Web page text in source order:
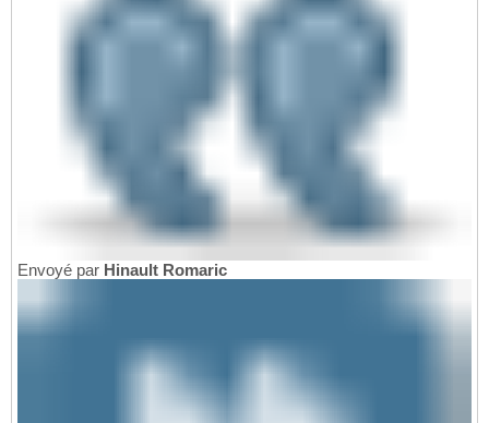
Envoyé par Hinault Romaric